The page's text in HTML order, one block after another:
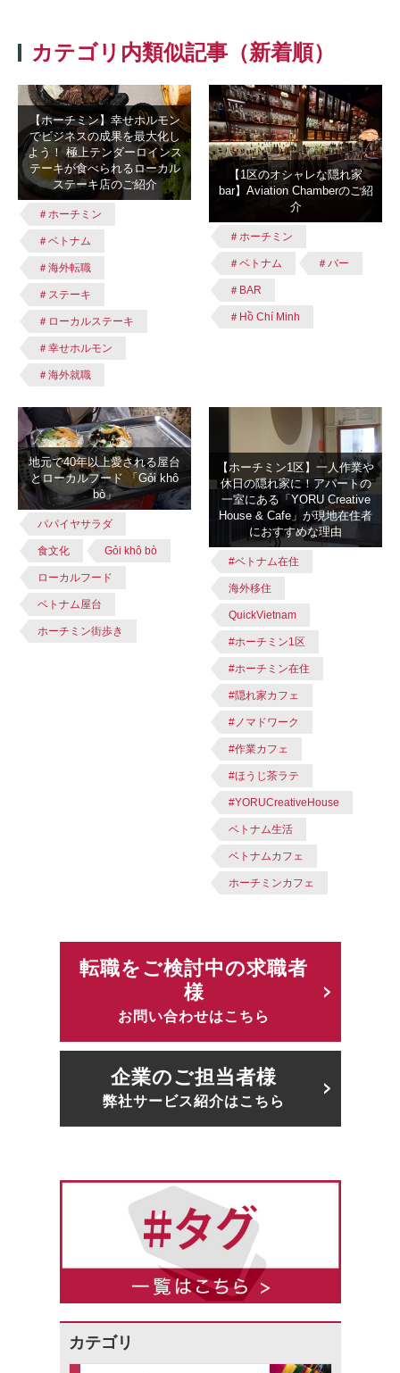
カテゴリ内類似記事（新着順）
【ホーチミン】幸せホルモン
でビジネスの成果を最大化し
よう！ 極上テンダーロインス
テーキが食べられるローカル
ステーキ店のご紹介
＃ホーチミン
＃ベトナム
＃海外転職
＃ステーキ
＃ローカルステーキ
＃幸せホルモン
＃海外就職
【1区のオシャレな隠れ家
bar】Aviation Chamberのご紹
介
＃ホーチミン
＃ベトナム ＃バー
＃BAR
＃Hồ Chí Minh
地元で40年以上愛される屋台
とローカルフード 「Gỏi khô
bò」
パパイヤサラダ
食文化 Gỏi khô bò
ローカルフード
ベトナム屋台
ホーチミン街歩き
【ホーチミン1区】一人作業や
休日の隠れ家に！アパートの
一室にある「YORU Creative
House & Cafe」が現地在住者
におすすめな理由
#ベトナム在住
海外移住
QuickVietnam
#ホーチミン1区
#ホーチミン在住
#隠れ家カフェ
#ノマドワーク
#作業カフェ
#ほうじ茶ラテ
#YORUCreativeHouse
ベトナム生活
ベトナムカフェ
ホーチミンカフェ
転職をご検討中の求職者
様
お問い合わせはこちら
企業のご担当者様
弊社サービス紹介はこちら
カテゴリ